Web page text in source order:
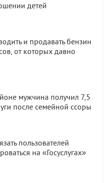
детей
и продавать бензин
от которых давно
мужчина получил 7,5
после семейной ссоры
пользователей
на «Госуслугах»